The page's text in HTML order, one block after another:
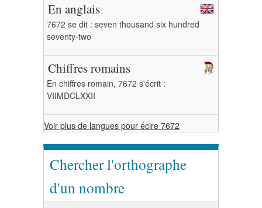
En anglais
7672 se dit : seven thousand six hundred
seventy-two
Chiffres romains
En chiffres romain, 7672 s'écrit :
VIIMDCLXXII
Voir plus de langues pour écire 7672
Chercher l'orthographe
d'un nombre